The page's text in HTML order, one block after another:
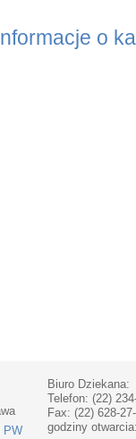
o
PW
Biuro Dziekana:
Telefon: (22)
Fax: (22) 628-
godziny